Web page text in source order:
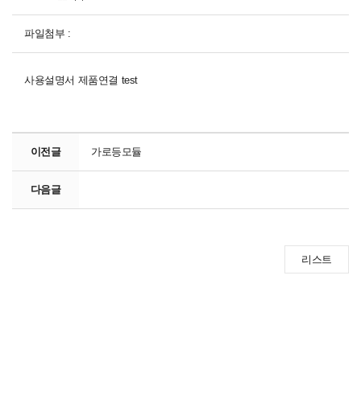
파일첨부 :
사용설명서 제품연결 test
이전글 가로등모듈
다음글
리스트